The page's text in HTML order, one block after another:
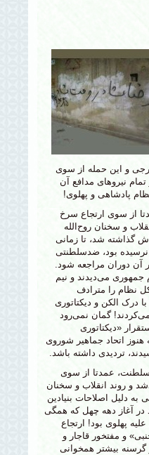
و این حمله از سوی
نیروهای مدافع آن
پادشاهی و پهلوی!
از سوی ارتجاع سرخ
و سخنان روح‌الله
گذاشته شد، تا زمانی
نرسیده بود، ضدسلطنتی
آن دوران مراجعه شود.
جمهوری می‌دیدند و نیم
نظام را مترادف
درک الکن و دیکتاتوری
می‌کردند! گمان نمی‌رود
«دیکتاتوری
هنوز اتحاد جماهیر شوروی
تردیدی داشته باشد.
سلطنت، عمدتا از سوی
و روند انقلاب و سخنان
دلیل اصلاحات بنیادین
آغاز دهه چهل که همگی
پهلوی‌ بود! ارتجاع
و مفتخور قاجار و
بیشتر همخوانی